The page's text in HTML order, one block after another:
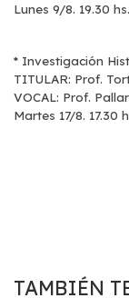
Lunes 9/8. 19.30 hs.
* Investigación
TITULAR: Prof.
VOCAL: Prof.
Martes 17/8. 17.30
TAMBIÉN